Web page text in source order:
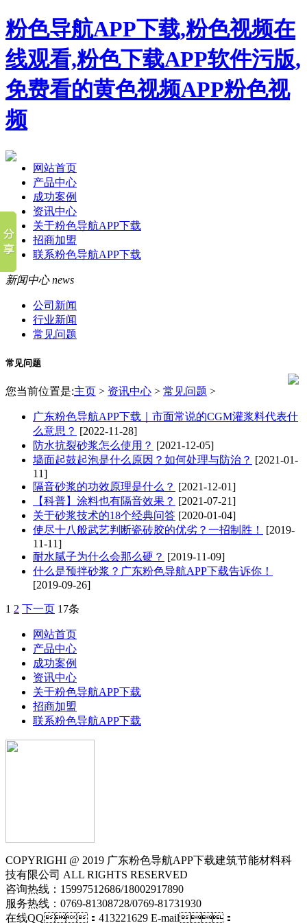
粉色导航APP下载,粉色视频在
线观看,粉色下载APP软件污版,
免费看的黄色视频APP粉色视
频
网站首页
产品中心
成功案例
资讯中心
关于粉色导航APP下载
招商加盟
联系粉色导航APP下载
新闻中心 news
公司新闻
行业新闻
常见问题
常见问题
您当前位置是:主页 > 资讯中心 > 常见问题 >
广东粉色导航APP下载｜市面常说的CGM灌浆料代表什
么意思？ [2022-11-28]
防水抗裂砂浆怎么使用？ [2021-12-05]
墙面起鼓起泡是什么原因？如何处理与防治？ [2021-01-
11]
隔音砂浆的功效原理是什么？ [2021-12-01]
【科普】涂料也有隔音效果？ [2021-07-21]
关于砂浆技术的18个经典问答 [2020-01-04]
使尽十八般武艺判断瓷砖胶的优劣？一招制胜！
[2019-
11-11]
耐水腻子为什么会那么硬？ [2019-11-09]
什么是预拌砂浆？广东粉色导航APP下载告诉你！
[2019-09-26]
1 2 下一页 17条
网站首页
产品中心
成功案例
资讯中心
关于粉色导航APP下载
招商加盟
联系粉色导航APP下载
COPYRIGHI @ 2019 广东粉色导航APP下载建筑节能材料科
技有限公司 ALL RIGHTS RESERVED
咨询热线：15997512686/18002917890
服务热线：0769-81308728/0769-81731930
在线QQ：413221629 E-mail：